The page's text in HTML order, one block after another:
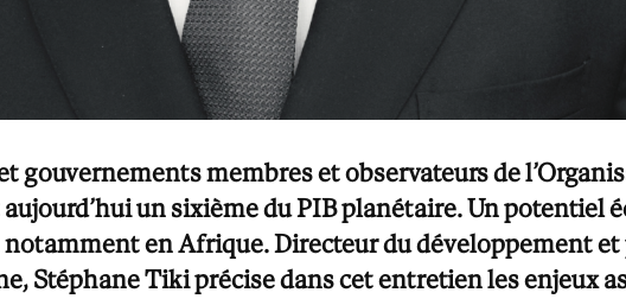
gouvernements membres et observateurs de
un sixième du PIB planétaire. Un potentiel
en Afrique. Directeur du développement
Stéphane Tiki précise dans cet entretien les enjeux